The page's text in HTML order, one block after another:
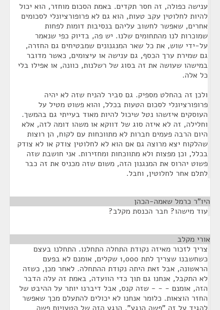
ענישה כפולה, זה חסר תקדים. באמת הסכום מוחזר, הוא יכול
להיות לחלוטין עקב טעות, הוא גם לא פרופורציונלי לסכומים
אחרים, שאפשר לחשוב עליהם בנסיבות דומות לפחות
שמוכרות לנו מהתחומים שלנו. יש פה, בדיוק כפי שנאמר
על-ידי שוש, את כל שאר המנגנונים שמבטיחים גם החזרה,
גם שמירת ערך הכסף, גם ענישה או עיצומים, כאשר מדובר
במישהו שעושה את זה בסוג של רשלנות, כוונה, או אפילו בלי
כל אלה.
ולכן זה בהחלט מספיק. גם סביר להניח שזה לא יהיה
פרופורציונלי לסכום הטעות בכלל, והוא פשוט מטיל על
העוסקים איזשהו נטל שיכול להיות מאוד בעייתי גם בהמשך.
וחלילה, זה לא איזה סוג של דווקא או משהו דומה לזה, אלא
היום הרבה פעמים חברות לא מתווכחות עם לקוח, הן רוצות
שהלקוח יצא מרוצה גם אם הוא לא לחלוטין צודק או לא צודק
בכלל, וכן מפצות ולא מתווכחות ומחזירות. אני חושבת שזה
פשוט יהרוס את המנגנון הזה, משום שזה מכניס את זה כבר
לתלם אחר לחלוטין, וחבל.
היו"ר כרמל שאמה-הכהן
עוד מישהו? חבר הכנסת מקלב?
אורי מקלב
צריך לזכור מאיזה נקודת התחלה התחלנו. התחלנו בעצם
כשחשבנו שצריך לתת 1,000 שקלים, אומנם לא בפעם
הראשונה, אבל זאת היתה נקודת ההתחלה. לאחר מכן, כשזה
לא התקבל, אנחנו גם תוך כדי הוועדה, באמת זה עלה הדבר
הזה, אומנם - - - שזה קנס, אבל דיברנו יותר על ההיבט של
החזר הוצאות. כלומר אנחנו לא יכולים להתעלם מכך שאפשר